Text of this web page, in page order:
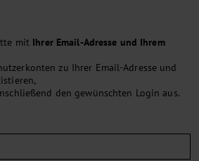
mit Ihrer Email-Adresse und Ihrem
zu Ihrer Email-Adresse und
den gewünschten Login aus.